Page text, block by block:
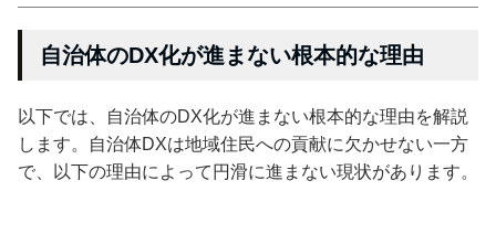
自治体のDX化が進まない根本的な理由
以下では、自治体のDX化が進まない根本的な理由を解説
します。自治体DXは地域住民への貢献に欠かせない一方
で、以下の理由によって円滑に進まない現状があります。